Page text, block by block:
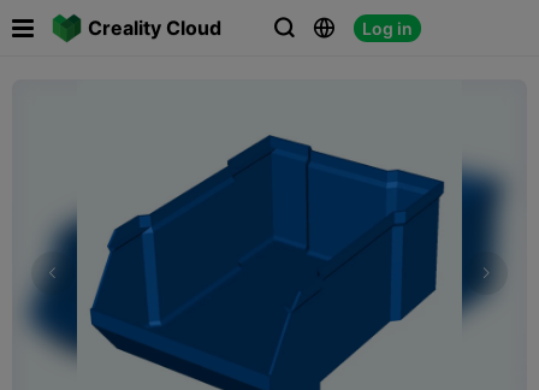
Creality Cloud   Log in